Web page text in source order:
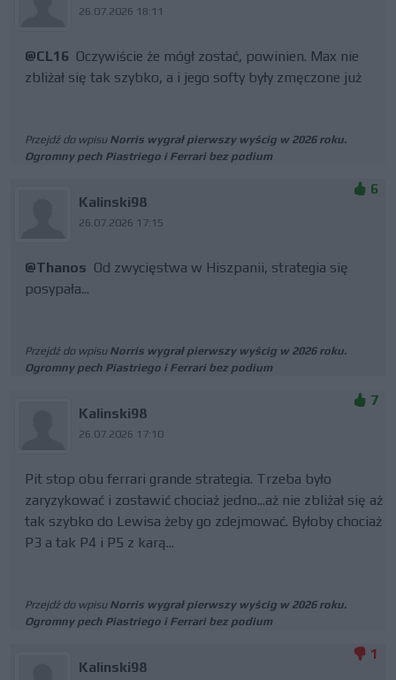
26.07.2026 18:11
@CL16 Oczywiście że mógł zostać, powinien. Max nie
zbliżał się tak szybko, a i jego softy były zmęczone już
Przejdź do wpisu Norris wygrał pierwszy wyścig w 2026 roku.
Ogromny pech Piastriego i Ferrari bez podium
Kalinski98
26.07.2026 17:15
6
@Thanos Od zwycięstwa w Hiszpanii, strategia się
posypała...
Przejdź do wpisu Norris wygrał pierwszy wyścig w 2026 roku.
Ogromny pech Piastriego i Ferrari bez podium
Kalinski98
26.07.2026 17:10
7
Pit stop obu ferrari grande strategia. Trzeba było
zaryzykować i zostawić chociaż jedno...aż nie zbliżał się aż
tak szybko do Lewisa żeby go zdejmować. Byłoby chociaż
P3 a tak P4 i P5 z karą...
Przejdź do wpisu Norris wygrał pierwszy wyścig w 2026 roku.
Ogromny pech Piastriego i Ferrari bez podium
Kalinski98
1